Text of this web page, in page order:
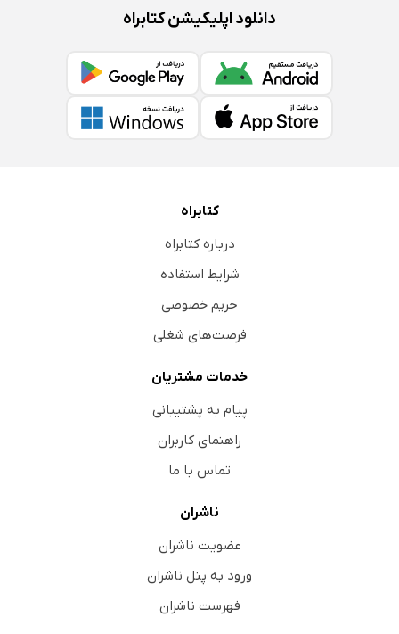
دانلود اپلیکیشن کتابراه
کتابراه
درباره کتابراه
شرایط استفاده
حریم خصوصی
فرصت‌های شغلی
خدمات مشتریان
پیام به پشتیبانی
راهنمای کاربران
تماس با ما
ناشران
عضویت ناشران
ورود به پنل ناشران
فهرست ناشران